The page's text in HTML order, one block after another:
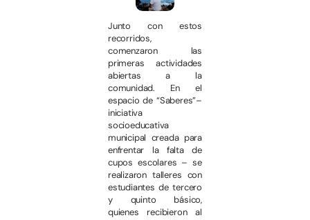
Junto con estos
recorridos,
comenzaron las
primeras actividades
abiertas a la
comunidad. En el
espacio de “Saberes”–
iniciativa
socioeducativa
municipal creada para
enfrentar la falta de
cupos escolares – se
realizaron talleres con
estudiantes de tercero
y quinto básico,
quienes recibieron al